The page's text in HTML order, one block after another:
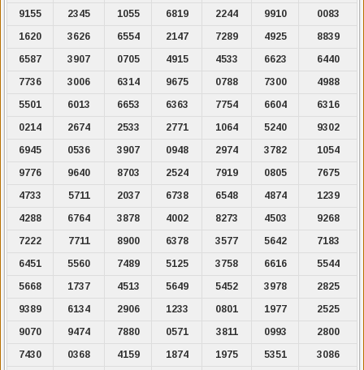
9155
2345 1055 6819 2244 9910
0083
1620
3626 6554 2147 7289 4925
8839
6587
3907 0705 4915 4533 6623
6440
7736
3006 6314 9675 0788 7300
4988
5501
6013 6653 6363 7754 6604
6316
0214
2674 2533 2771 1064 5240
9302
6945
0536 3907 0948 2974 3782
1054
9776
9640 8703 2524 7919 0805
7675
4733
5711 2037 6738 6548 4874
1239
4288
6764 3878 4002 8273 4503
9268
7222
7711 8900 6378 3577 5642
7183
6451
5560 7489 5125 3758 6616
5544
5668
1737 4513 5649 5452 3978
2825
9389
6134 2906 1233 0801 1977
2525
9070
9474 7880 0571 3811 0993
2800
7430
0368 4159 1874 1975 5351
3086